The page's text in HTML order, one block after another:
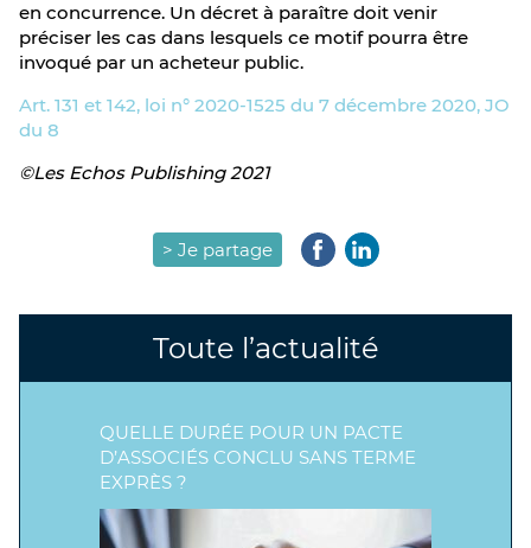
en concurrence. Un décret à paraître doit venir
préciser les cas dans lesquels ce motif pourra être
invoqué par un acheteur public.
Art. 131 et 142, loi n° 2020-1525 du 7 décembre 2020, JO
du 8
©Les Echos Publishing 2021
> Je partage
Toute l’actualité
QUELLE DURÉE POUR UN PACTE
D’ASSOCIÉS CONCLU SANS TERME
EXPRÈS ?